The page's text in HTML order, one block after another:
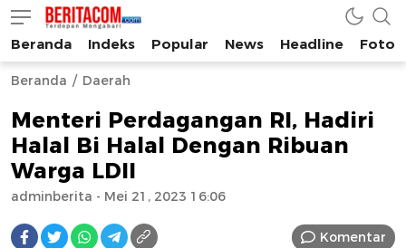
beritacom.com
bestnews
Beranda Indeks Popular News Headline Foto
Beranda Daerah
Menteri Perdagangan RI, Hadiri
Halal Bi Halal Dengan Ribuan
Warga LDII
adminberita - Mei 21, 2023 16:06
Komentar